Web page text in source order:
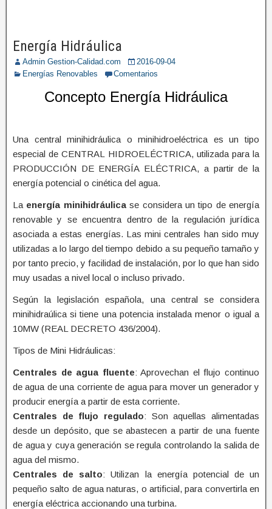
Energía Hidráulica
Admin Gestion-Calidad.com
2016-09-04
Energías Renovables
Comentarios
Concepto Energía Hidráulica
Una central minihidráulica o minihidroeléctrica es un tipo
especial de CENTRAL HIDROELÉCTRICA, utilizada para la
PRODUCCIÓN DE ENERGÍA ELÉCTRICA, a partir de la
energía potencial o cinética del agua.
La energía minihidráulicase considera un tipo de energía
renovable y se encuentra dentro de la regulación jurídica
asociada a estas energías. Las mini centrales han sido muy
utilizadas a lo largo del tiempo debido a su pequeño tamaño y
por tanto precio, y facilidad de instalación, por lo que han sido
muy usadas a nivel local o incluso privado.
Según la legislación española, una central se considera
minihidraúlica si tiene una potencia instalada menor o igual a
10MW (REAL DECRETO 436/2004).
Tipos de Mini Hidráulicas:
Centrales de agua fluente: Aprovechan el flujo continuo
de agua de una corriente de agua para mover un generador y
producir energía a partir de esta corriente.
Centrales de flujo regulado: Son aquellas alimentadas
desde un depósito, que se abastecen a partir de una fuente
de agua y cuya generación se regula controlando la salida de
agua del mismo.
Centrales de salto: Utilizan la energía potencial de un
pequeño salto de agua naturas, o artificial, para convertirla en
energía eléctrica accionando una turbina.